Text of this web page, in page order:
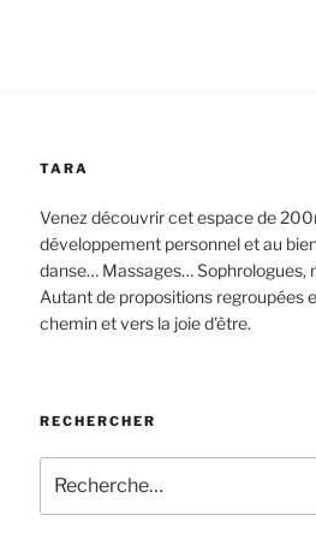
TARA
Venez découvrir cet espace de
développement personnel et au
danse… Massages…
Autant de propositions regroupées
chemin et vers la joie d’être.
RECHERCHER
pour
: